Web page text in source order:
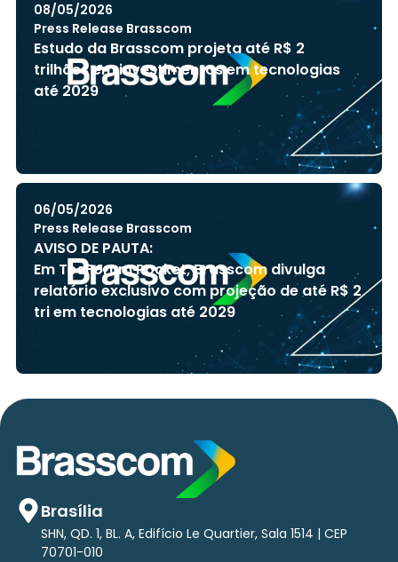
08/05/2026
Press Release Brasscom
Estudo da Brasscom projeta até R$ 2
trilhões em investimentos em tecnologias
até 2029
06/05/2026
Press Release Brasscom
AVISO DE PAUTA:
Em TecForum Pocket, Brasscom divulga
relatório exclusivo com projeção de até R$ 2
tri em tecnologias até 2029
Brasília
SHN, QD. 1, BL. A, Edifício Le Quartier, Sala 1514 | CEP
70701-010